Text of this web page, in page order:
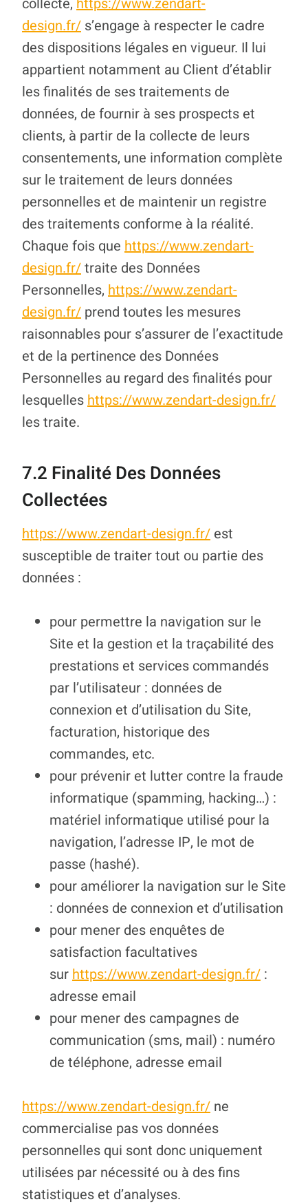
design.fr/ s’engage à respecter le cadre
des dispositions légales en vigueur. Il lui
appartient notamment au Client d’établir
les finalités de ses traitements de
données, de fournir à ses prospects et
clients, à partir de la collecte de leurs
consentements, une information complète
sur le traitement de leurs données
personnelles et de maintenir un registre
des traitements conforme à la réalité.
Chaque fois que https://www.zendart-
design.fr/traite des Données
Personnelles, https://www.zendart-
design.fr/ prend toutes les mesures
raisonnables pour s’assurer de l’exactitude
et de la pertinence des Données
Personnelles au regard des finalités pour
lesquelleshttps://www.zendart-design.fr/
les traite.
7.2 Finalité Des Données
Collectées
https://www.zendart-design.fr/ est
susceptible de traiter tout ou partie des
données :
pour permettre la navigation sur le
Site et la gestion et la traçabilité des
prestations et services commandés
par l’utilisateur : données de
connexion et d’utilisation du Site,
facturation, historique des
commandes, etc.
pour prévenir et lutter contre la fraude
informatique (spamming, hacking…) :
matériel informatique utilisé pour la
navigation, l’adresse IP, le mot de
passe (hashé).
pour améliorer la navigation sur le Site
: données de connexion et d’utilisation
pour mener des enquêtes de
satisfaction facultatives
surhttps://www.zendart-design.fr/ :
adresse email
pour mener des campagnes de
communication (sms, mail) : numéro
de téléphone, adresse email
https://www.zendart-design.fr/ ne
commercialise pas vos données
personnelles qui sont donc uniquement
utilisées par nécessité ou à des fins
statistiques et d’analyses.